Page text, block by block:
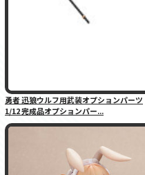
勇者 迅狼ウルフ用武装オプションパーツ
1/12 完成品オプションパー...